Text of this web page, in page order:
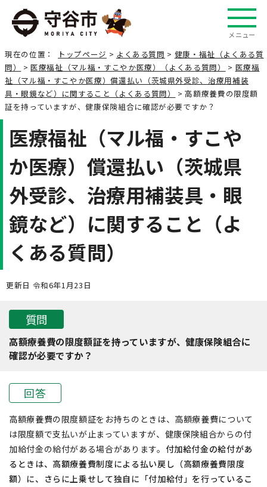
メニュー
現在の位置： トップページ > よくある質問 > 健康・福祉（よくある質
問）
>医療福祉（マル福・すこやか医療）（よくある質問） > 医療福
祉（マル福・すこやか医療）償還払い（茨城県外受診、治療用補装
具・眼鏡など）に関すること（よくある質問）
> 高額療養費の限度額
証を持っていますが、健康保険組合に確認が必要ですか？
医療福祉（マル福・すこや
か医療）償還払い（茨城県
外受診、治療用補装具・眼
鏡など）に関すること（よ
くある質問）
更新日 令和6年1月23日
質問
高額療養費の限度額証を持っていますが、健康保険組合に
確認が必要ですか？
回答
高額療養費の限度額証をお持ちのときは、高額療養費について
は限度額で支払いが止まっていますが、健康保険組合からの付
加給付金の給付がある場合があります。 付加給付金の給付があ
るときは、高額療養費制度による払い戻し（高額療養費限度
額）に、さらに上乗せして独自に「付加給付」を行っているこ